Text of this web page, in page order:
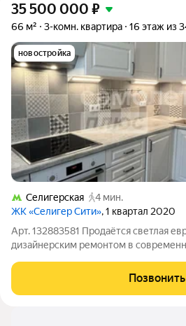
35 500 000 ₽
66 м² 3-комн. квартира 16 этаж из
новостройка
Селигерская
4 мин.
ЖК «Селигер Сити», 1 квартал 2020
Арт. 132883581 Продаётся светлая
дизайнерским ремонтом в
«распашонка», благодаря чему
стороны и в квартире всегда
Позвонить